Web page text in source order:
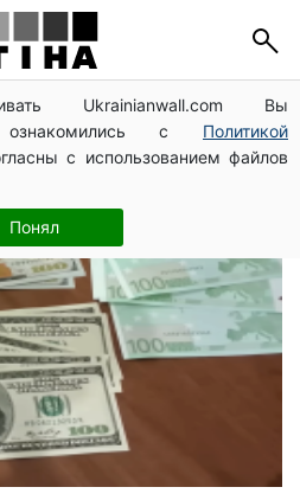
Ukrainianwall.com Вы
ознакомились с Политикой
с использованием файлов
Понял